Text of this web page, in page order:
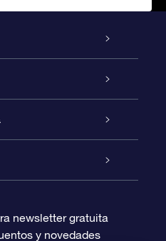
newsletter gratuita
y novedades